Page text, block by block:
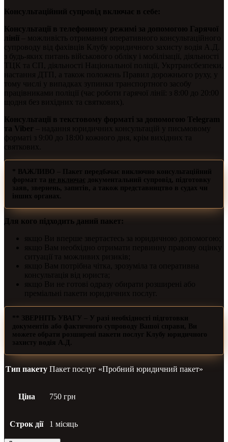
Консультаційний супровід включає в себе:
Консультації в телефонному режимі за допомогою Гарячої
лінії – можливість отримання оперативного консультаційного
супроводу від фахівців Клубу юридичного захисту водія А.Д.
з будь-яких питань військового обліку і мобілізації, діяльності
ТЦК та СП, діяльності Національної поліції, Укртрансбезпеки,
настання ДТП, а також положень Правил дорожнього руху, у
тому числі у випадках зупинки транспортного засобу
працівниками поліції (час роботи гарячої лінії: з 8:00 до 20:00
щодня без вихідних та святкових).
Консультації в текстовому форматі за допомогою Telegram
та Viber
– надання юридичних консультацій у письмовому
форматі з 9:00 до 18:00 кожного дня, крім вихідних та
святкових.
* ВАЖЛИВО – Пакет передбачає виключно консультаційний
формат та не включає
документальний супровід, підготовку
заяв, звернень, запитів, а також представництво в судах чи
інших органах.
Для кого підходить даний пакет:
якщо Ви вперше звертаєтесь за юридичною допомогою;
якщо Вам необхідно отримати первинну правову оцінку
ситуації та можливих ризиків;
якщо Вам потрібна чітка, зрозуміла та оперативна
консультація від юриста;
якщо Ви не готові одразу обирати розширені або
преміальні пакети юридичних послуг.
** ЗВЕРНІТЬ УВАГУ – У разі необхідності підготовки
документів або фактичного супроводу Вашої справи, Ви
можете обрати розширені пакети послуг Клубу юридичного
захисту водія А.Д.
Тип пакету Пакет послуг «Пробний юридичний пакет»
Ціна 750 грн
Строк дії 1 місяць